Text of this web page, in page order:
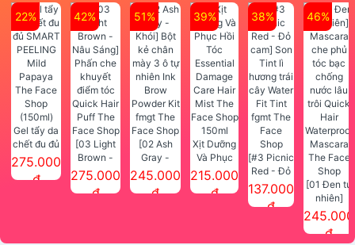
22%
Gel tẩy da
chết đu đủ
SMART
PEELING
275.000
đ
42%
[03 Light
Brown -
Nâu Sáng]
Phấn che
275.000
đ
51%
[02 Ash
Gray -
Khói] Bột
kẻ chân
245.000
đ
39%
Xịt Dưỡng
Và Phục
Hồi Tóc
Essential
215.000
đ
38%
[#3 Picnic
Red - Đỏ
cam] Son
137.000
đ
46%
[01 Đen tự
nhiên]
Mascara
che phủ
245.000
đ